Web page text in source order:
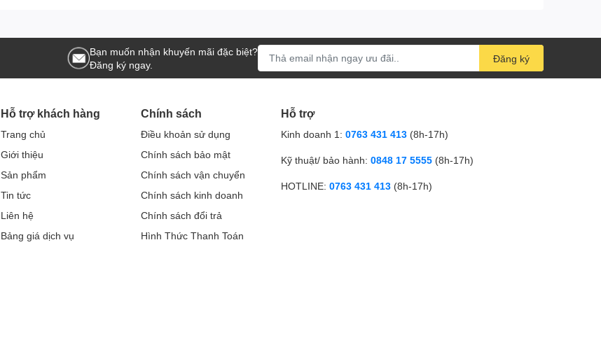
Bạn muốn nhận khuyến mãi đặc biệt?
Đăng ký ngay.
Đăng ký
Hỗ trợ khách hàng
Trang chủ
Giới thiệu
Sản phẩm
Tin tức
Liên hệ
Bảng giá dịch vụ
Chính sách
Điều khoản sử dụng
Chính sách bảo mật
Chính sách vận chuyển
Chính sách kinh doanh
Chính sách đổi trả
Hình Thức Thanh Toán
Hỗ trợ
Kinh doanh 1: 0763 431 413 (8h-17h)
Kỹ thuật/ bảo hành: 0848 17 5555 (8h-17h)
HOTLINE: 0763 431 413 (8h-17h)